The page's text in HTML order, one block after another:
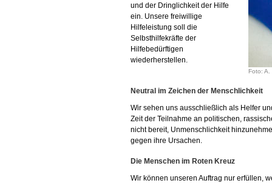
Foto: A.
und der Dringlichkeit der Hilfe
ein. Unsere freiwillige
Hilfeleistung soll die
Selbsthilfekräfte der
Hilfebedürftigen
wiederherstellen.
Neutral im Zeichen der Menschlichkeit
Wir sehen uns ausschließlich als Helfer
Zeit der Teilnahme an politischen,
nicht bereit, Unmenschlichkeit
gegen ihre Ursachen.
Die Menschen im Roten Kreuz
Wir können unseren Auftrag nur erfüllen,